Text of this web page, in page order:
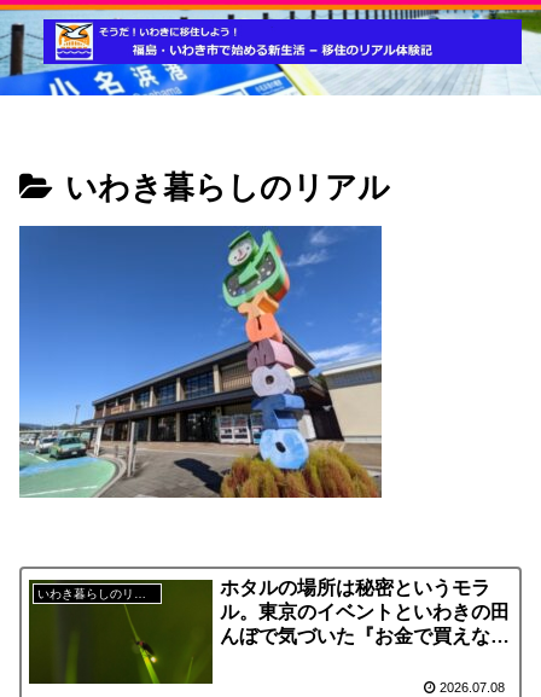
いわき暮らしのリアル
いわき暮らしのリアル
ホタルの場所は秘密というモラ
ル。東京のイベントといわきの田
んぼで気づいた『お金で買えない
2026.07.08